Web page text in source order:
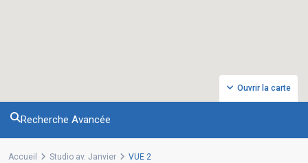
Ouvrir la carte
Recherche Avancée
Accueil Studio av. Janvier VUE 2